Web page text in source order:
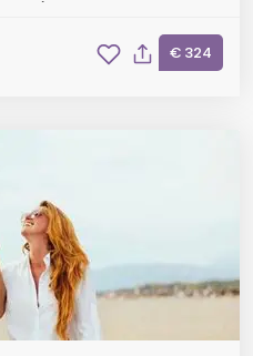
€ 324